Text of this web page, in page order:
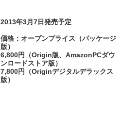
2013年3月7日発売予定
価格：オープンプライス（パッケージ
版）
6,800円（Origin版、AmazonPCダウ
ンロードストア版）
7,800円（Originデジタルデラックス
版）